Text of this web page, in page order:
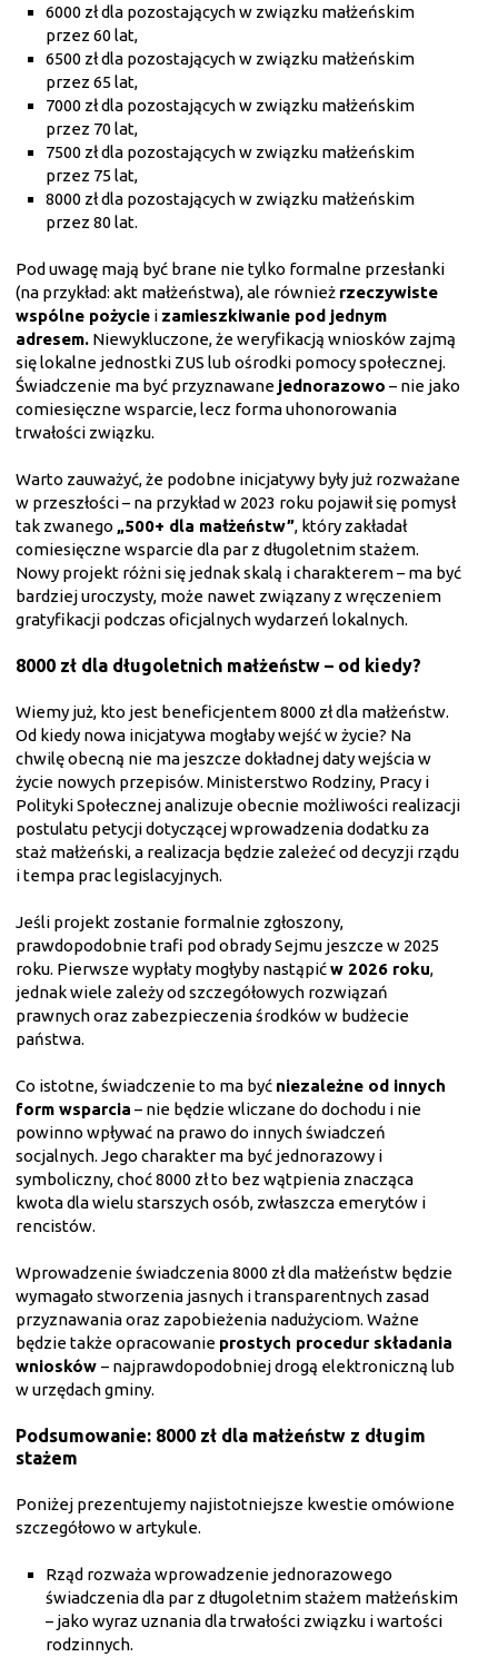
6000 zł dla pozostających w związku małżeńskim
przez 60 lat,
6500 zł dla pozostających w związku małżeńskim
przez 65 lat,
7000 zł dla pozostających w związku małżeńskim
przez 70 lat,
7500 zł dla pozostających w związku małżeńskim
przez 75 lat,
8000 zł dla pozostających w związku małżeńskim
przez 80 lat.
Pod uwagę mają być brane nie tylko formalne przesłanki
(na przykład: akt małżeństwa), ale również rzeczywiste
wspólne pożycie i zamieszkiwanie pod jednym
adresem. Niewykluczone, że weryfikacją wniosków zajmą
się lokalne jednostki ZUS lub ośrodki pomocy społecznej.
Świadczenie ma być przyznawane jednorazowo – nie jako
comiesięczne wsparcie, lecz forma uhonorowania
trwałości związku.
Warto zauważyć, że podobne inicjatywy były już rozważane
w przeszłości – na przykład w 2023 roku pojawił się pomysł
tak zwanego „500+ dla małżeństw”, który zakładał
comiesięczne wsparcie dla par z długoletnim stażem.
Nowy projekt różni się jednak skalą i charakterem – ma być
bardziej uroczysty, może nawet związany z wręczeniem
gratyfikacji podczas oficjalnych wydarzeń lokalnych.
8000 zł dla długoletnich małżeństw – od kiedy?
Wiemy już, kto jest beneficjentem 8000 zł dla małżeństw.
Od kiedy nowa inicjatywa mogłaby wejść w życie? Na
chwilę obecną nie ma jeszcze dokładnej daty wejścia w
życie nowych przepisów. Ministerstwo Rodziny, Pracy i
Polityki Społecznej analizuje obecnie możliwości realizacji
postulatu petycji dotyczącej wprowadzenia dodatku za
staż małżeński, a realizacja będzie zależeć od decyzji rządu
i tempa prac legislacyjnych.
Jeśli projekt zostanie formalnie zgłoszony,
prawdopodobnie trafi pod obrady Sejmu jeszcze w 2025
roku. Pierwsze wypłaty mogłyby nastąpićw 2026 roku,
jednak wiele zależy od szczegółowych rozwiązań
prawnych oraz zabezpieczenia środków w budżecie
państwa.
Co istotne, świadczenie to ma być niezależne od innych
form wsparcia – nie będzie wliczane do dochodu i nie
powinno wpływać na prawo do innych świadczeń
socjalnych. Jego charakter ma być jednorazowy i
symboliczny, choć 8000 zł to bez wątpienia znacząca
kwota dla wielu starszych osób, zwłaszcza emerytów i
rencistów.
Wprowadzenie świadczenia 8000 zł dla małżeństw będzie
wymagało stworzenia jasnych i transparentnych zasad
przyznawania oraz zapobieżenia nadużyciom. Ważne
będzie także opracowanie prostych procedur składania
wniosków – najprawdopodobniej drogą elektroniczną lub
w urzędach gminy.
Podsumowanie: 8000 zł dla małżeństw z długim
stażem
Poniżej prezentujemy najistotniejsze kwestie omówione
szczegółowo w artykule.
Rząd rozważa wprowadzenie jednorazowego
świadczenia dla par z długoletnim stażem małżeńskim
– jako wyraz uznania dla trwałości związku i wartości
rodzinnych.